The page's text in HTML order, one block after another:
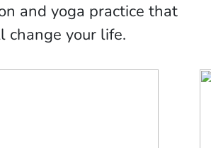
and yoga practice that
change your life.